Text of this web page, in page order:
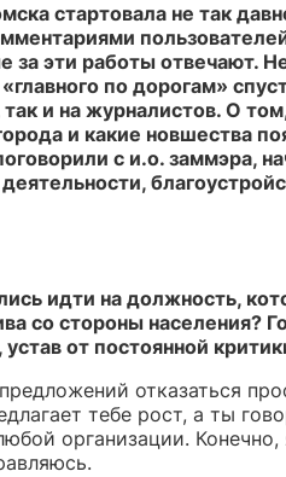
стартовала не так
за эти работы отвечают.
по дорогам»
и на журналистов. О
и какие новшества
с и.о. заммэра,
идти на должность,
со стороны населения?
от постоянной
отказаться
тебе рост, а ты
организации. Конечно,